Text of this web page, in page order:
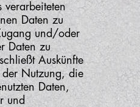
verarbeiteten
Daten zu
und/oder
Daten zu
Auskünfte
Nutzung, die
Daten,
und